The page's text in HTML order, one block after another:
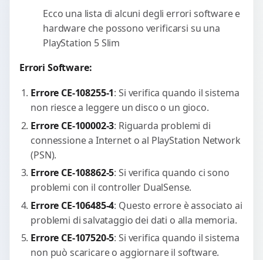
Ecco una lista di alcuni degli errori software e
hardware che possono verificarsi su una
PlayStation 5 Slim
Errori Software:
Errore CE-108255-1: Si verifica quando il sistema
non riesce a leggere un disco o un gioco.
Errore CE-100002-3: Riguarda problemi di
connessione a Internet o al PlayStation Network
(PSN).
Errore CE-108862-5: Si verifica quando ci sono
problemi con il controller DualSense.
Errore CE-106485-4: Questo errore è associato ai
problemi di salvataggio dei dati o alla memoria.
Errore CE-107520-5: Si verifica quando il sistema
non può scaricare o aggiornare il software.